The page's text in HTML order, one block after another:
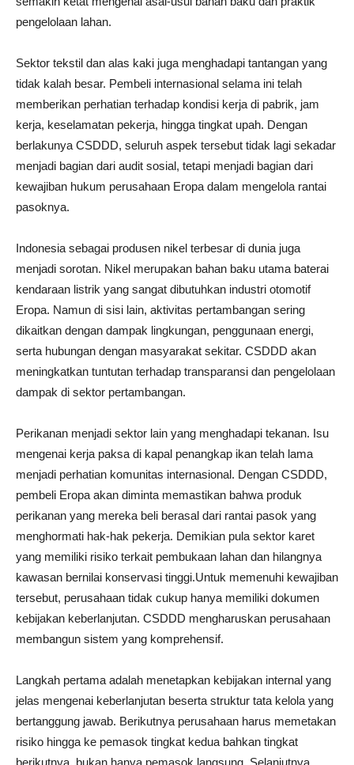
pengelolaan lahan.
Sektor tekstil dan alas kaki juga menghadapi tantangan yang
tidak kalah besar. Pembeli internasional selama ini telah
memberikan perhatian terhadap kondisi kerja di pabrik, jam
kerja, keselamatan pekerja, hingga tingkat upah. Dengan
berlakunya CSDDD, seluruh aspek tersebut tidak lagi sekadar
menjadi bagian dari audit sosial, tetapi menjadi bagian dari
kewajiban hukum perusahaan Eropa dalam mengelola rantai
pasoknya.
Indonesia sebagai produsen nikel terbesar di dunia juga
menjadi sorotan. Nikel merupakan bahan baku utama baterai
kendaraan listrik yang sangat dibutuhkan industri otomotif
Eropa. Namun di sisi lain, aktivitas pertambangan sering
dikaitkan dengan dampak lingkungan, penggunaan energi,
serta hubungan dengan masyarakat sekitar. CSDDD akan
meningkatkan tuntutan terhadap transparansi dan pengelolaan
dampak di sektor pertambangan.
Perikanan menjadi sektor lain yang menghadapi tekanan. Isu
mengenai kerja paksa di kapal penangkap ikan telah lama
menjadi perhatian komunitas internasional. Dengan CSDDD,
pembeli Eropa akan diminta memastikan bahwa produk
perikanan yang mereka beli berasal dari rantai pasok yang
menghormati hak-hak pekerja. Demikian pula sektor karet
yang memiliki risiko terkait pembukaan lahan dan hilangnya
kawasan bernilai konservasi tinggi.Untuk memenuhi kewajiban
tersebut, perusahaan tidak cukup hanya memiliki dokumen
kebijakan keberlanjutan. CSDDD mengharuskan perusahaan
membangun sistem yang komprehensif.
Langkah pertama adalah menetapkan kebijakan internal yang
jelas mengenai keberlanjutan beserta struktur tata kelola yang
bertanggung jawab. Berikutnya perusahaan harus memetakan
risiko hingga ke pemasok tingkat kedua bahkan tingkat
berikutnya, bukan hanya pemasok langsung. Selanjutnya